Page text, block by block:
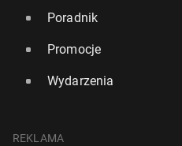
Poradnik
Promocje
Wydarzenia
REKLAMA